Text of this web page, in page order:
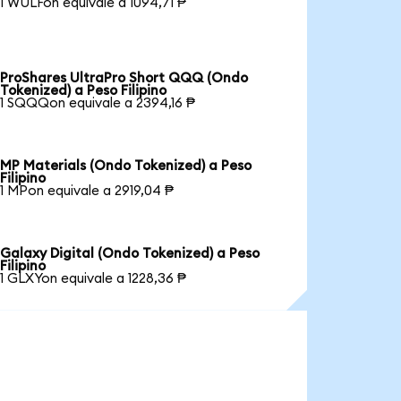
1 WULFon equivale a 1094,71 ₱
ProShares UltraPro Short QQQ (Ondo
Tokenized) a Peso Filipino
1 SQQQon equivale a 2394,16 ₱
MP Materials (Ondo Tokenized) a Peso
Filipino
1 MPon equivale a 2919,04 ₱
Galaxy Digital (Ondo Tokenized) a Peso
Filipino
1 GLXYon equivale a 1228,36 ₱